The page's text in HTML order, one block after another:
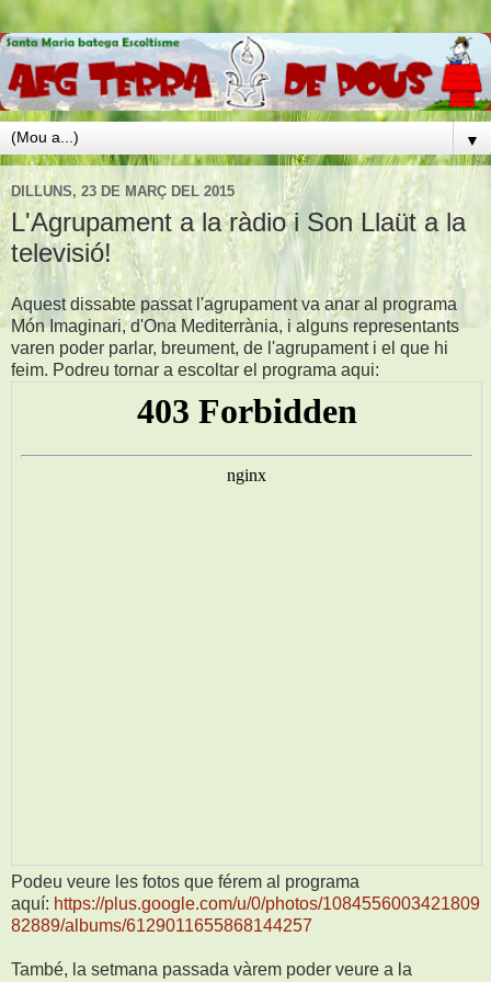
▼
DILLUNS, 23 DE MARÇ DEL 2015
L'Agrupament a la ràdio i Son Llaüt a la
televisió!
Aquest dissabte passat l'agrupament va anar al programa
Món Imaginari, d'Ona Mediterrània, i alguns representants
varen poder parlar, breument, de l'agrupament i el que hi
feim. Podreu tornar a escoltar el programa aqui:
Podeu veure les fotos que férem al programa
aquí: https://plus.google.com/u/0/photos/1084556003421809
82889/albums/6129011655868144257
També, la setmana passada vàrem poder veure a la